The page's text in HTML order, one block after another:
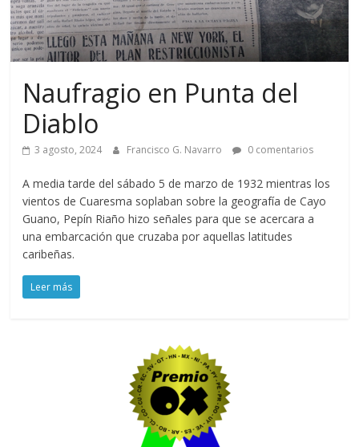
Naufragio en Punta del
Diablo
3 agosto, 2024 Francisco G. Navarro 0 comentarios
A media tarde del sábado 5 de marzo de 1932 mientras los
vientos de Cuaresma soplaban sobre la geografía de Cayo
Guano, Pepín Riaño hizo señales para que se acercara a
una embarcación que cruzaba por aquellas latitudes
caribeñas.
Leer más